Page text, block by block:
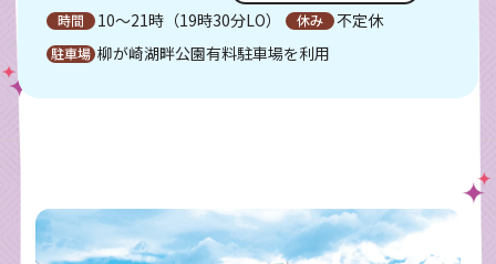
10～21時（19時30分LO）
不定休
柳が崎湖畔公園有料駐車場を利用